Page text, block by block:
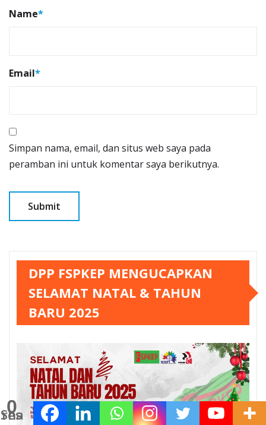
0
Shares
Name*
Email*
Simpan nama, email, dan situs web saya pada
peramban ini untuk komentar saya berikutnya.
DPP FSPKEP MENGUCAPKAN
SELAMAT NATAL & TAHUN
BARU 2025